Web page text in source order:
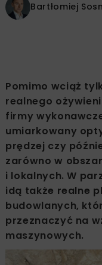
Bartłomiej
Pomimo wciąż
realnego
firmy
umiarkowany
prędzej czy
zarówno w
i lokalnych. W
idą także realne
budowlanych,
przeznaczyć na
maszynowych.